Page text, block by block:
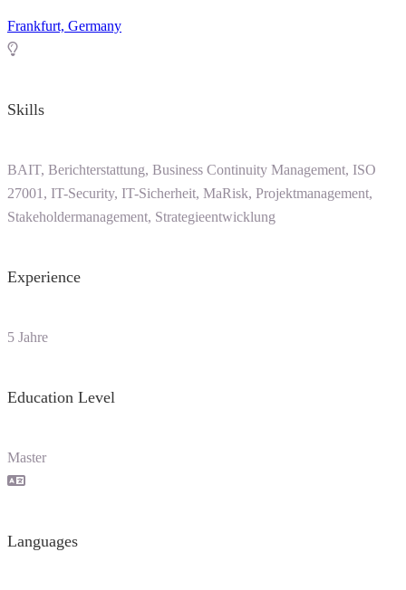
Frankfurt, Germany
Skills
BAIT, Berichterstattung, Business Continuity Management, ISO
27001, IT-Security, IT-Sicherheit, MaRisk, Projektmanagement,
Stakeholdermanagement, Strategieentwicklung
Experience
5 Jahre
Education Level
Master
Languages